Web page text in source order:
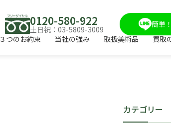
0120-580-922
土日祝：03-5809-3009
簡単
３つのお約束 当社の強み 取扱美術品 買取
カテゴリー